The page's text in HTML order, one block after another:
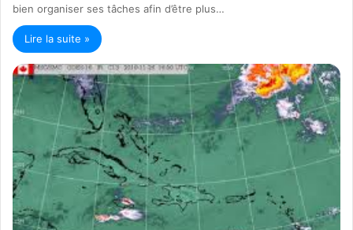
bien organiser ses tâches afin d’être plus…
Lire la suite »